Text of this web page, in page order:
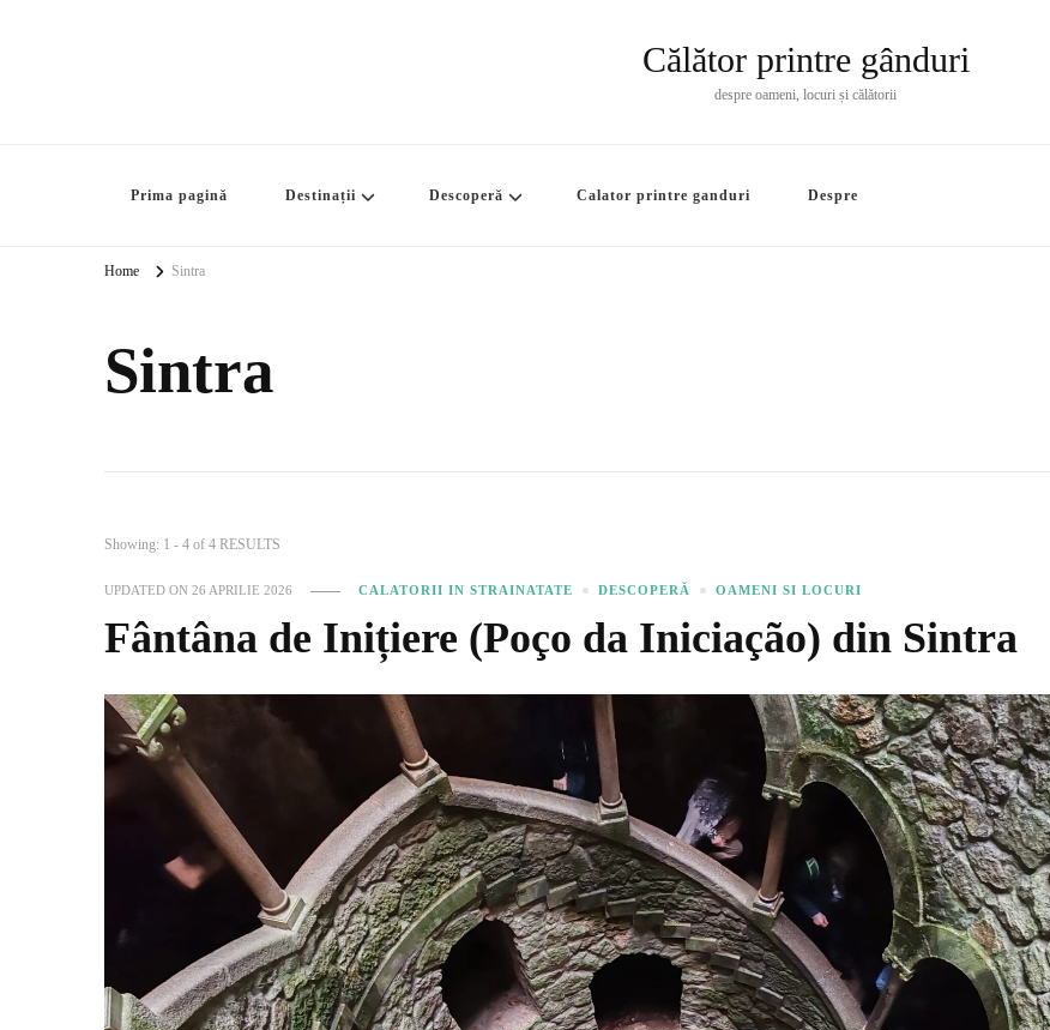
Călător printre gânduri
despre oameni, locuri și călătorii
Prima pagină Destinații Descoperă Calator printre ganduri Despre
Home Sintra
Sintra
Showing: 1 - 4 of 4 RESULTS
UPDATED ON 26 APRILIE 2026 CALATORII IN STRAINATATE DESCOPERĂ OAMENI SI LOCURI
Fântâna de Inițiere (Poço da Iniciação) din Sintra